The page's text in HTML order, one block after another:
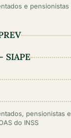
e pensionistas
SIAPE
pensionistas e
do INSS